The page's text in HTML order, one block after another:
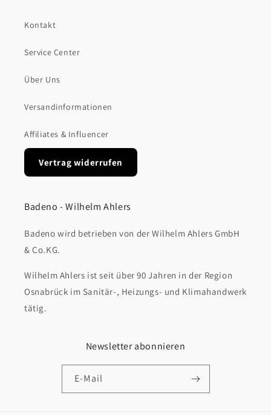
Kontakt
Service Center
Über Uns
Versandinformationen
Affiliates & Influencer
Vertrag widerrufen
Badeno - Wilhelm Ahlers
Badeno wird betrieben von der Wilhelm Ahlers GmbH
& Co.KG.
Wilhelm Ahlers ist seit über 90 Jahren in der Region
Osnabrück im Sanitär-, Heizungs- und Klimahandwerk
tätig.
Newsletter abonnieren
E-Mail